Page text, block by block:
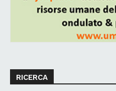
RICERCA